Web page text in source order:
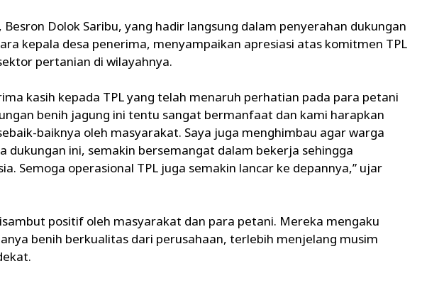
Besron Dolok Saribu, yang hadir langsung dalam penyerahan dukungan
kepala desa penerima, menyampaikan apresiasi atas komitmen TPL
pertanian di wilayahnya.
kasih kepada TPL yang telah menaruh perhatian pada para petani
benih jagung ini tentu sangat bermanfaat dan kami harapkan
baiknya oleh masyarakat. Saya juga menghimbau agar warga
dukungan ini, semakin bersemangat dalam bekerja sehingga
Semoga operasional TPL juga semakin lancar ke depannya,” ujar
positif oleh masyarakat dan para petani. Mereka mengaku
benih berkualitas dari perusahaan, terlebih menjelang musim